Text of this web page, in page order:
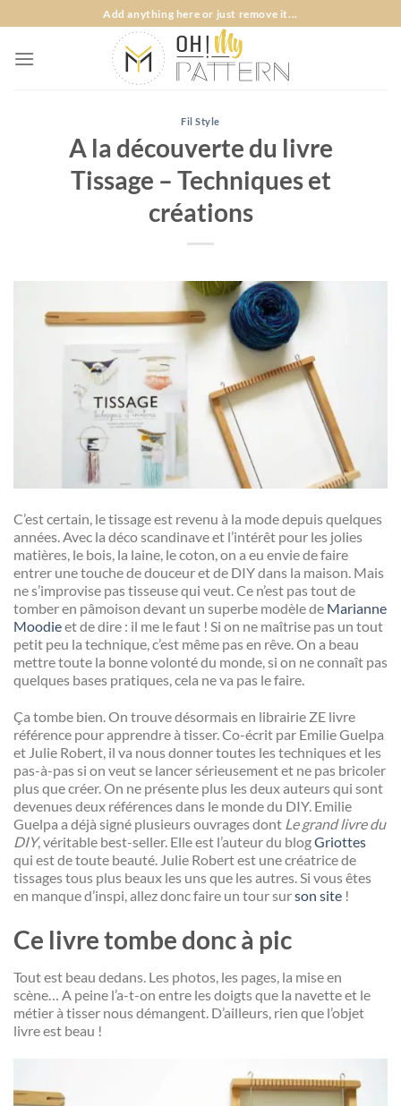
au
Add anything here or just remove it...
Fil Style
A la découverte du livre
Tissage – Techniques et
créations
C’est certain, le tissage est revenu à la mode depuis quelques
années. Avec la déco scandinave et l’intérêt pour les jolies
matières, le bois, la laine, le coton, on a eu envie de faire
entrer une touche de douceur et de DIY dans la maison. Mais
ne s’improvise pas tisseuse qui veut. Ce n’est pas tout de
tomber en pâmoison devant un superbe modèle de Marianne
Moodieet de dire : il me le faut ! Si on ne maîtrise pas un tout
petit peu la technique, c’est même pas en rêve. On a beau
mettre toute la bonne volonté du monde, si on ne connaît pas
quelques bases pratiques, cela ne va pas le faire.
Ça tombe bien. On trouve désormais en librairie ZE livre
référence pour apprendre à tisser. Co-écrit par Emilie Guelpa
et Julie Robert, il va nous donner toutes les techniques et les
pas-à-pas si on veut se lancer sérieusement et ne pas bricoler
plus que créer. On ne présente plus les deux auteurs qui sont
devenues deux références dans le monde du DIY. Emilie
Guelpa a déjà signé plusieurs ouvrages dont Le grand livre du
DIY, véritable best-seller. Elle est l’auteur du blogGriottes
qui est de toute beauté. Julie Robert est une créatrice de
tissages tous plus beaux les uns que les autres. Si vous êtes
en manque d’inspi, allez donc faire un tour surson site !
Ce livre tombe donc à pic
Tout est beau dedans. Les photos, les pages, la mise en
scène… A peine l’a-t-on entre les doigts que la navette et le
métier à tisser nous démangent. D’ailleurs, rien que l’objet
livre est beau !